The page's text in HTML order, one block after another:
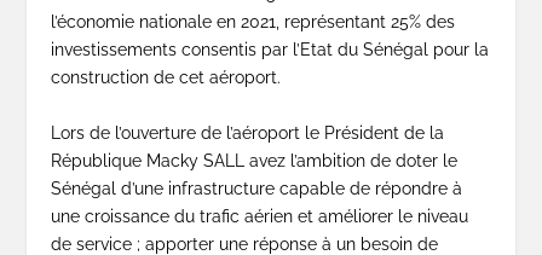
l’économie nationale en 2021, représentant 25% des
investissements consentis par l’Etat du Sénégal pour la
construction de cet aéroport.
Lors de l’ouverture de l’aéroport le Président de la
République Macky SALL
avez l’ambition de doter le
Sénégal d’une infrastructure capable de répondre à
une croissance du trafic aérien et améliorer le niveau
de service ; apporter une réponse à un besoin de